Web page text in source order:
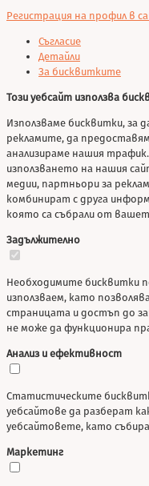
Регистрация на профил в
Съгласие
Детайли
За бисквитките
Този уебсайт използва
Използваме бисквитки, за
рекламите, да
анализираме нашия
използването на нашия
медии, партньори за
комбинират с друга
която са събрали от
Задължително
Необходимите бисквитки
използваем, като
страницата и достъп до
не може да функционира
Анализ и ефективност
Статистическите
уебсайтове да разберат
уебсайтовете, като
Маркетинг